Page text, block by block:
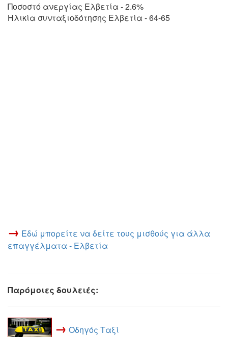
Ποσοστό ανεργίας Ελβετία - 2.6%
Ηλικία συνταξιοδότησης Ελβετία - 64-65
→ Εδώ μπορείτε να δείτε τους μισθούς για άλλα
επαγγέλματα - Ελβετία
Παρόμοιες δουλειές:
→ Οδηγός Ταξί